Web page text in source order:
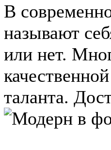
В
называют
или нет.
таланта.